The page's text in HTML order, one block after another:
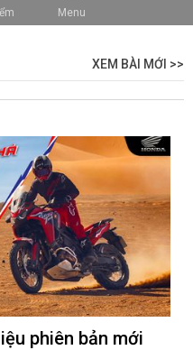
Menu
XEM BÀI MỚI >>
phiên bản mới